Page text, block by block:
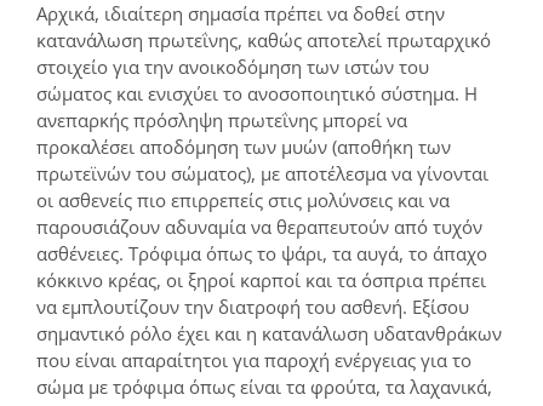
Αρχικά, ιδιαίτερη σημασία πρέπει να δοθεί στην
κατανάλωση πρωτεΐνης, καθώς αποτελεί πρωταρχικό
στοιχείο για την ανοικοδόμηση των ιστών του
σώματος και ενισχύει το ανοσοποιητικό σύστημα. Η
ανεπαρκής πρόσληψη πρωτεΐνης μπορεί να
προκαλέσει αποδόμηση των μυών (αποθήκη των
πρωτεϊνών του σώματος), με αποτέλεσμα να γίνονται
οι ασθενείς πιο επιρρεπείς στις μολύνσεις και να
παρουσιάζουν αδυναμία να θεραπευτούν από τυχόν
ασθένειες. Τρόφιμα όπως το ψάρι, τα αυγά, το άπαχο
κόκκινο κρέας, οι ξηροί καρποί και τα όσπρια πρέπει
να εμπλουτίζουν την διατροφή του ασθενή. Εξίσου
σημαντικό ρόλο έχει και η κατανάλωση υδατανθράκων
που είναι απαραίτητοι για παροχή ενέργειας για το
σώμα με τρόφιμα όπως είναι τα φρούτα, τα λαχανικά,